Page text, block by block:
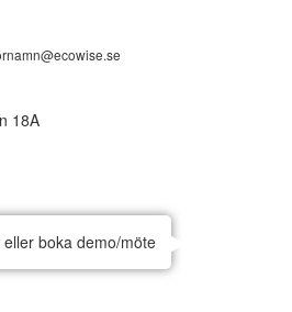
18A
boka demo/möte